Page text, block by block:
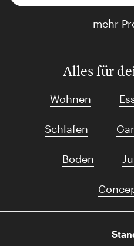
mehr
Alles für
Wohnen
Schlafen
Boden